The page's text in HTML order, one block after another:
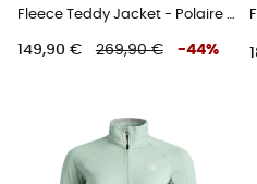
Fleece Teddy Jacket - Polaire en laine mérinos femme
149,90 € 269,90 € -44%